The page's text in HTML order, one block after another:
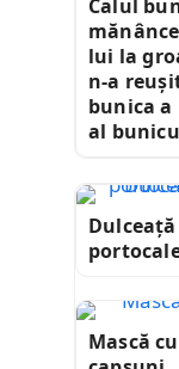
Calul
lui la
n-a
bunica
al
Mască